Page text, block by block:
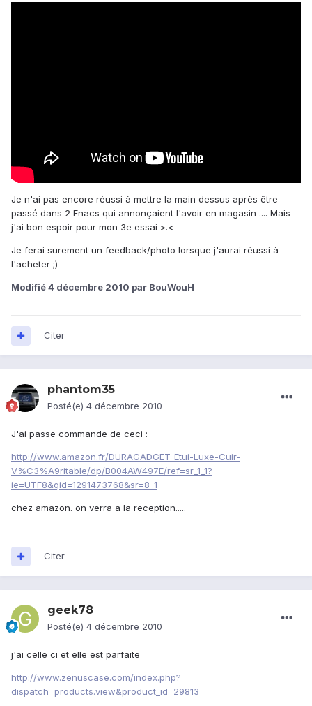
Je n'ai pas encore réussi à mettre la main dessus après être
passé dans 2 Fnacs qui annonçaient l'avoir en magasin .... Mais
j'ai bon espoir pour mon 3e essai >.<
Je ferai surement un feedback/photo lorsque j'aurai réussi à
l'acheter ;)
Modifié4 décembre 2010 par BouWouH
Citer
phantom35
Posté(e) 4 décembre 2010
J'ai passe commande de ceci :
http://www.amazon.fr/DURAGADGET-Etui-Luxe-Cuir-
V%C3%A9ritable/dp/B004AW497E/ref=sr_1_1?
ie=UTF8&qid=1291473768&sr=8-1
chez amazon. on verra a la reception.....
Citer
geek78
Posté(e) 4 décembre 2010
j'ai celle ci et elle est parfaite
http://www.zenuscase.com/index.php?
dispatch=products.view&product_id=29813